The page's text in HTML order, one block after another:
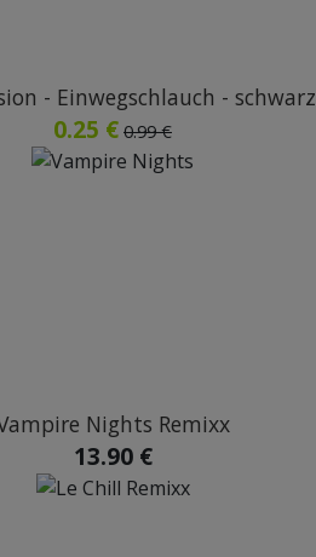
- Einwegschlauch - schwarz
0.25 € 0.99 €
Nights Remixx
13.90 €